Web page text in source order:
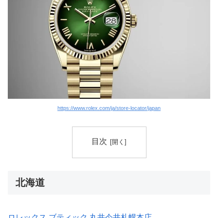
https://www.rolex.com/ja/store-locator/japan
目次
北海道